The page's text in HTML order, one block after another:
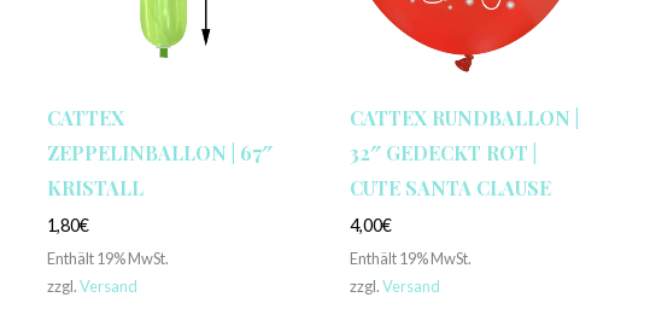
CATTEX
ZEPPELINBALLON | 67″
KRISTALL
1,80€
Enthält 19% MwSt.
zzgl.Versand
CATTEX RUNDBALLON |
32″ GEDECKT ROT |
CUTE SANTA CLAUSE
4,00€
Enthält 19% MwSt.
zzgl.Versand